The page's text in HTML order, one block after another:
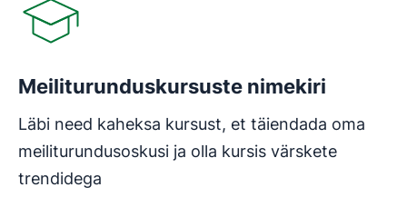
Meiliturunduskursuste nimekiri
Läbi need kaheksa kursust, et täiendada oma
meiliturundusoskusi ja olla kursis värskete
trendidega